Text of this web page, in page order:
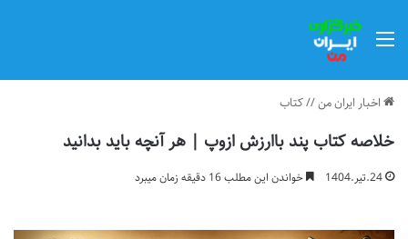
اخبار ایران من//کتاب
خلاصه کتاب پند باارزش ازوپ | هر آنچه باید بدانید
24.تیر.1404 خواندن این مطلب 16 دقیقه زمان میبرد